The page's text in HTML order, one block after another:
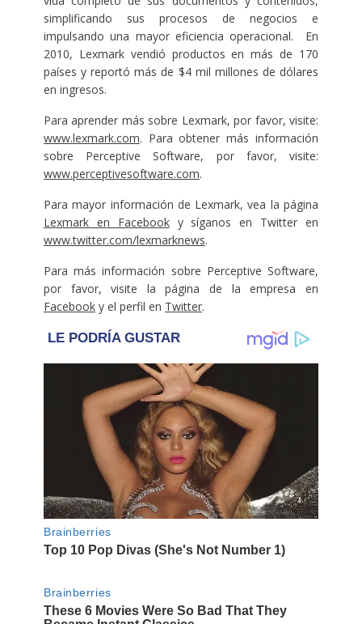
simplificando sus procesos de negocios e
impulsando una mayor eficiencia operacional. En
2010, Lexmark vendió productos en más de 170
países y reportó más de $4 mil millones de dólares
en ingresos.
Para aprender más sobre Lexmark, por favor, visite:
www.lexmark.com. Para obtener más información
sobre Perceptive Software, por favor, visite:
www.perceptivesoftware.com.
Para mayor información de Lexmark, vea la página
Lexmark en Facebooky síganos en Twitter en
www.twitter.com/lexmarknews.
Para más información sobre Perceptive Software,
por favor, visite la página de la empresa en
Facebooky el perfil en Twitter.